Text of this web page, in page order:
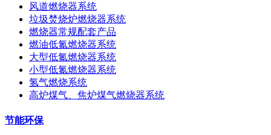
风道燃烧器系统
垃圾焚烧炉燃烧器系统
燃烧器常规配套产品
燃油低氮燃烧器系统
大型低氮燃烧器系统
小型低氮燃烧器系统
氢气燃烧系统
高炉煤气、焦炉煤气燃烧器系统
节能环保